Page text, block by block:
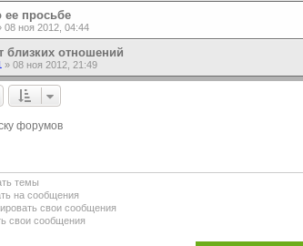
ее просьбе
08 ноя 2012, 04:44
близких отношений
» 08 ноя 2012, 21:49
форумов
темы
на сообщения
свои сообщения
свои сообщения